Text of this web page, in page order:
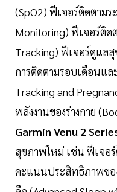
(SpO2) ฟีเจอร์ติดตามร
Monitoring) ฟีเจอร์ติด
Tracking) ฟีเจอร์ดูแล
การติดตามรอบเดือนแล
Tracking and
พลังงานของร่างกาย
Garmin Venu 2
สุขภาพใหม่ เช่น ฟีเจอ
คะแนนประสิทธิภาพขอ